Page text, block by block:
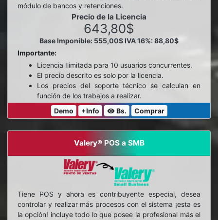
módulo de bancos y retenciones.
Precio de la Licencia
643,80$
Base Imponible: 555,00$ IVA 16%: 88,80$
Importante:
Licencia Ilimitada para 10 usuarios concurrentes.
El precio descrito es solo por la licencia.
Los precios del soporte técnico se calculan en
función de los trabajos a realizar.
Demo
+Info visibilityBs. Comprar
Valery® POS a SMB
Tiene POS y ahora es contribuyente especial, desea
controlar y realizar más procesos con el sistema ¡esta es
la opción! incluye todo lo que posee la profesional más el